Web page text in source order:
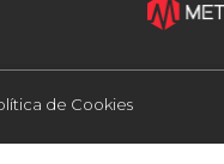
de Cookies